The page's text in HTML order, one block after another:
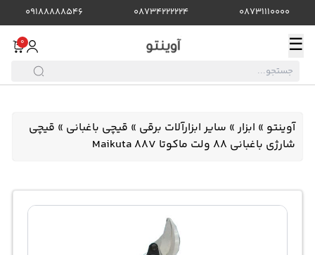
08731110000
08734222224
09188888546
☰
0
آوینتو » ابزار» سایر ابزارآلات برقی » قیچی باغبانی » قیچی
شارژی باغبانی 88 ولت ماکوتا Maikuta 88V